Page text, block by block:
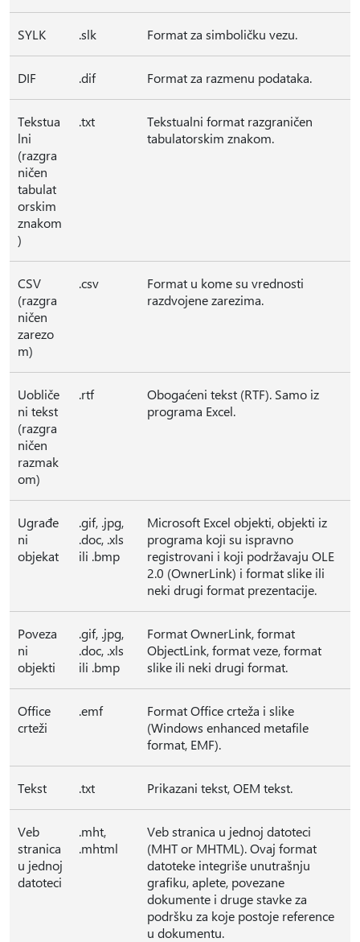
SYLK .slk Format za simboličku vezu.
DIF .dif Format za razmenu podataka.
Tekstua
lni
(razgra
ničen
tabulat
orskim
znakom
)
.txt
Tekstualni format razgraničen
tabulatorskim znakom.
CSV
(razgra
ničen
zarezo
m)
.csv
Format u kome su vrednosti
razdvojene zarezima.
Uobliče
ni tekst
(razgra
ničen
razmak
om)
.rtf
Obogaćeni tekst (RTF). Samo iz
programa Excel.
Ugrađe
ni
objekat
.gif, .jpg,
.doc, .xls
ili .bmp
Microsoft Excel objekti, objekti iz
programa koji su ispravno
registrovani i koji podržavaju OLE
2.0 (OwnerLink) i format slike ili
neki drugi format prezentacije.
Poveza
ni
objekti
.gif, .jpg,
.doc, .xls
ili .bmp
Format OwnerLink, format
ObjectLink, format veze, format
slike ili neki drugi format.
Office
crteži
.emf
Format Office crteža i slike
(Windows enhanced metafile
format, EMF).
Tekst .txt Prikazani tekst, OEM tekst.
Veb
stranica
u jednoj
datoteci
.mht,
.mhtml
Veb stranica u jednoj datoteci
(MHT or MHTML). Ovaj format
datoteke integriše unutrašnju
grafiku, aplete, povezane
dokumente i druge stavke za
podršku za koje postoje reference
u dokumentu.